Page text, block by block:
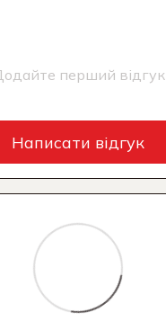
перший відгук
Написати відгук